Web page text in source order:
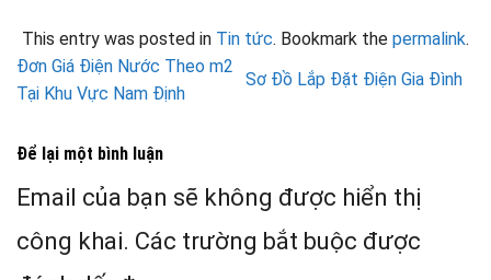
This entry was posted in Tin tức. Bookmark the permalink.
Đơn Giá Điện Nước Theo m2
Tại Khu Vực Nam Định
Sơ Đồ Lắp Đặt Điện Gia Đình
Để lại một bình luận
Email của bạn sẽ không được hiển thị
công khai. Các trường bắt buộc được